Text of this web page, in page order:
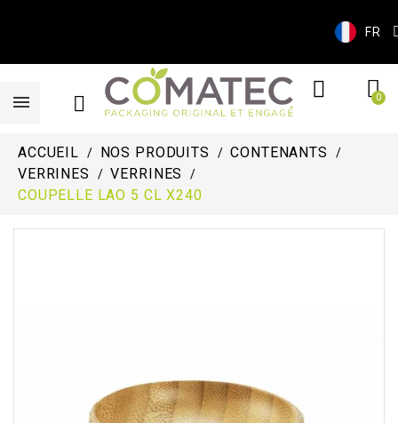
FR
ACCUEIL NOS PRODUITS
CONTENANTS
VERRINES
VERRINES
COUPELLE LAO 5 CL X240